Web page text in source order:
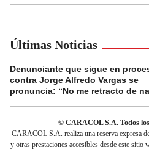
Últimas Noticias
Denunciante que sigue en
contra Jorge Alfredo Vargas se
pronuncia: “No me retracto de
© CARACOL S.A. Todos
CARACOL S.A. realiza una reserva expresa
y otras prestaciones accesibles desde este sitio